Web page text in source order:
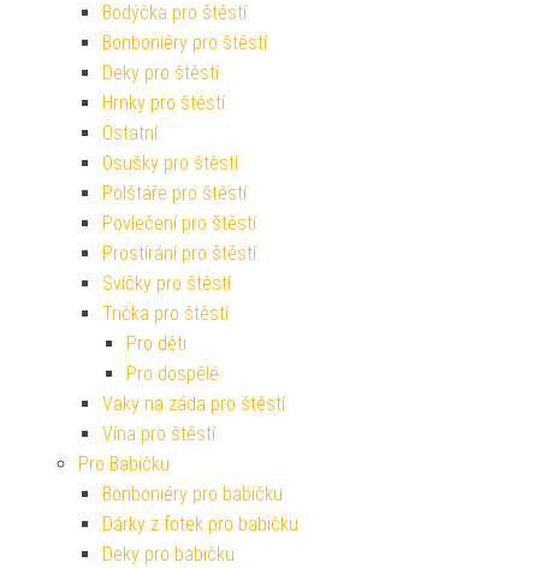
Bodýčka pro štěstí
Bonboniéry pro štěstí
Deky pro štěstí
Hrnky pro štěstí
Ostatní
Osušky pro štěstí
Polštáře pro štěstí
Povlečení pro štěstí
Prostírání pro štěstí
Svíčky pro štěstí
Trička pro štěstí
Pro děti
Pro dospělé
Vaky na záda pro štěstí
Vína pro štěstí
Pro Babičku
Bonboniéry pro babičku
Dárky z fotek pro babičku
Deky pro babičku